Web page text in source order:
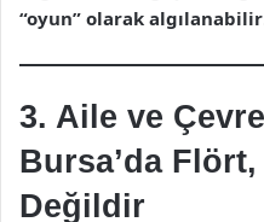
“oyun” olarak algılanabilir
3. Aile ve
Bursa’da
Değildir